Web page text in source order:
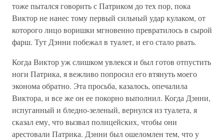
тоже пытался говорить с Патриком до тех пор, пока
Виктор не нанес тому первый сильный удар кулаком, от
которого лицо воришки мгновенно превратилось в сырой
фарш. Тут Дэнни побежал в туалет, и его стало рвать.
Когда Виктор уж слишком увлекся и был готов отпустить
ноги Патрика, я вежливо попросил его втянуть моего
эконома обратно. Эта просьба, казалось, опечалила
Виктора, и все же он ее покорно выполнил. Когда Дэнни,
испуганный и бледно-зеленый, вернулся из туалета, я
сказал ему, что вызвал полицейских, чтобы они
арестовали Патрика. Дэнни был ошеломлен тем, что у